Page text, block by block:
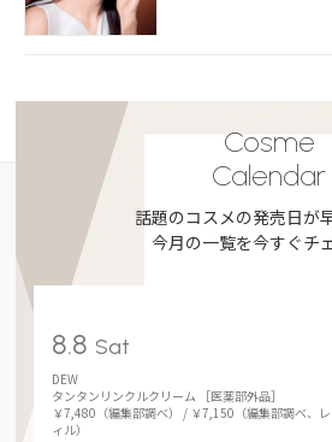
Cosme
Calendar
話題のコスメの発売日が
今月の一覧を今すぐチ
8.8 Sat
DEW
タンタンリンクルクリーム ［医薬部外品］
￥7,480（編集部調べ） / ￥7,150（編集部調べ、
ィル）